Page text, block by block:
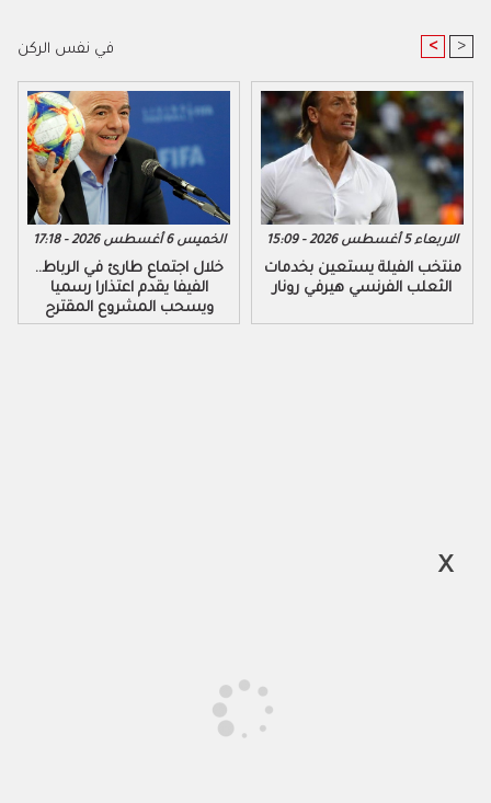
في نفس الركن < >
الخميس 6 أغسطس 2026 - 17:18
خلال اجتماع طارئ في الرباط..
الفيفا يقدم اعتذارا رسميا
ويسحب المشروع المقترح
الاربعاء 5 أغسطس 2026 - 15:09
منتخب الفيلة يستعين بخدمات
الثعلب الفرنسي هيرفي رونار